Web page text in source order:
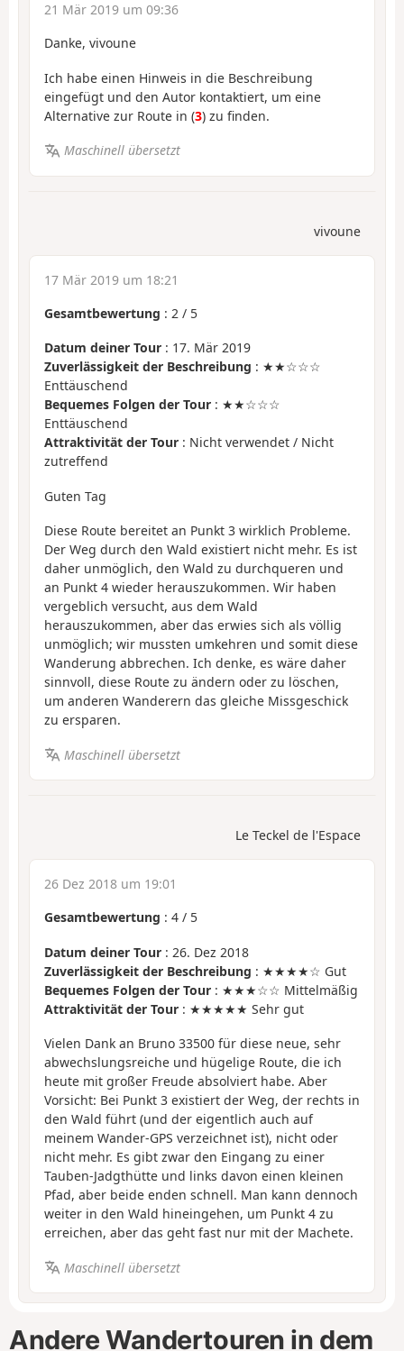
21 Mär 2019 um 09:36
Danke, vivoune
Ich habe einen Hinweis in die Beschreibung
eingefügt und den Autor kontaktiert, um eine
Alternative zur Route in (3) zu finden.
Maschinell übersetzt
vivoune
17 Mär 2019 um 18:21
Gesamtbewertung : 2 / 5
Datum deiner Tour : 17. Mär 2019
Zuverlässigkeit der Beschreibung : ★★☆☆☆
Enttäuschend
Bequemes Folgen der Tour : ★★☆☆☆
Enttäuschend
Attraktivität der Tour : Nicht verwendet / Nicht
zutreffend
Guten Tag
Diese Route bereitet an Punkt 3 wirklich Probleme.
Der Weg durch den Wald existiert nicht mehr. Es ist
daher unmöglich, den Wald zu durchqueren und
an Punkt 4 wieder herauszukommen. Wir haben
vergeblich versucht, aus dem Wald
herauszukommen, aber das erwies sich als völlig
unmöglich; wir mussten umkehren und somit diese
Wanderung abbrechen. Ich denke, es wäre daher
sinnvoll, diese Route zu ändern oder zu löschen,
um anderen Wanderern das gleiche Missgeschick
zu ersparen.
Maschinell übersetzt
Le Teckel de l'Espace
26 Dez 2018 um 19:01
Gesamtbewertung : 4 / 5
Datum deiner Tour : 26. Dez 2018
Zuverlässigkeit der Beschreibung : ★★★★☆ Gut
Bequemes Folgen der Tour : ★★★☆☆ Mittelmäßig
Attraktivität der Tour : ★★★★★ Sehr gut
Vielen Dank an Bruno 33500 für diese neue, sehr
abwechslungsreiche und hügelige Route, die ich
heute mit großer Freude absolviert habe. Aber
Vorsicht: Bei Punkt 3 existiert der Weg, der rechts in
den Wald führt (und der eigentlich auch auf
meinem Wander-GPS verzeichnet ist), nicht oder
nicht mehr. Es gibt zwar den Eingang zu einer
Tauben-Jadgthütte und links davon einen kleinen
Pfad, aber beide enden schnell. Man kann dennoch
weiter in den Wald hineingehen, um Punkt 4 zu
erreichen, aber das geht fast nur mit der Machete.
Maschinell übersetzt
Andere Wandertouren in dem